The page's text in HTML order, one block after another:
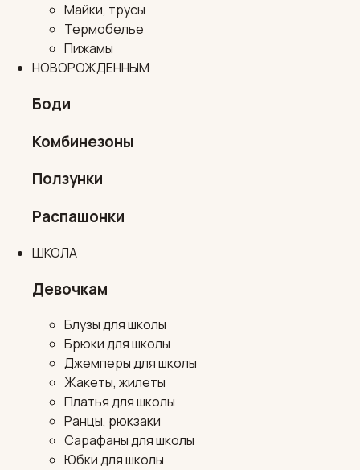
Майки, трусы
Термобелье
Пижамы
НОВОРОЖДЕННЫМ
Боди
Комбинезоны
Ползунки
Распашонки
ШКОЛА
Девочкам
Блузы для школы
Брюки для школы
Джемперы для школы
Жакеты, жилеты
Платья для школы
Ранцы, рюкзаки
Сарафаны для школы
Юбки для школы